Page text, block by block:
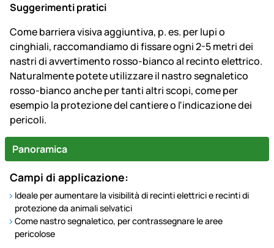
Suggerimenti pratici
Come barriera visiva aggiuntiva, p. es. per lupi o
cinghiali, raccomandiamo di fissare ogni 2-5 metri dei
nastri di avvertimento rosso-bianco al recinto elettrico.
Naturalmente potete utilizzare il nastro segnaletico
rosso-bianco anche per tanti altri scopi, come per
esempio la protezione del cantiere o l'indicazione dei
pericoli.
Panoramica
Campi di applicazione:
Ideale per aumentare la visibilità di recinti elettrici e recinti di
protezione da animali selvatici
Come nastro segnaletico, per contrassegnare le aree
pericolose